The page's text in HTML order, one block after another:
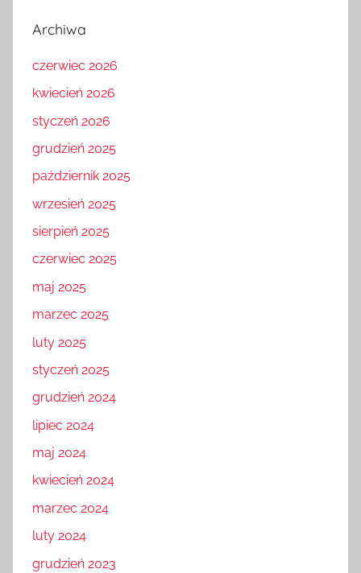
Archiwa
czerwiec 2026
kwiecień 2026
styczeń 2026
grudzień 2025
październik 2025
wrzesień 2025
sierpień 2025
czerwiec 2025
maj 2025
marzec 2025
luty 2025
styczeń 2025
grudzień 2024
lipiec 2024
maj 2024
kwiecień 2024
marzec 2024
luty 2024
grudzień 2023